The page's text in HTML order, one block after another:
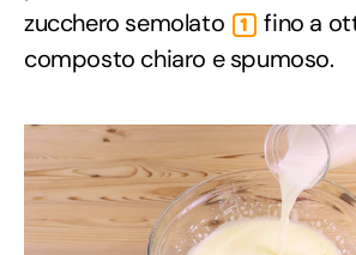
zucchero semolato
1
fino a
composto chiaro e spumoso.